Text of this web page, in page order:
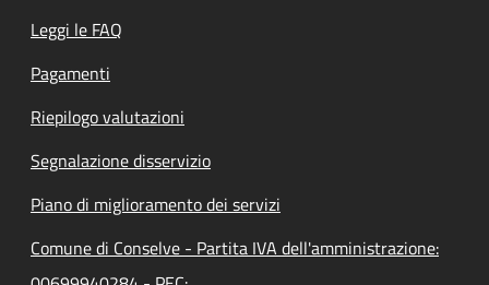
Leggi le FAQ
Pagamenti
Riepilogo valutazioni
Segnalazione disservizio
Piano di miglioramento dei servizi
Comune di Conselve - Partita IVA dell'amministrazione: